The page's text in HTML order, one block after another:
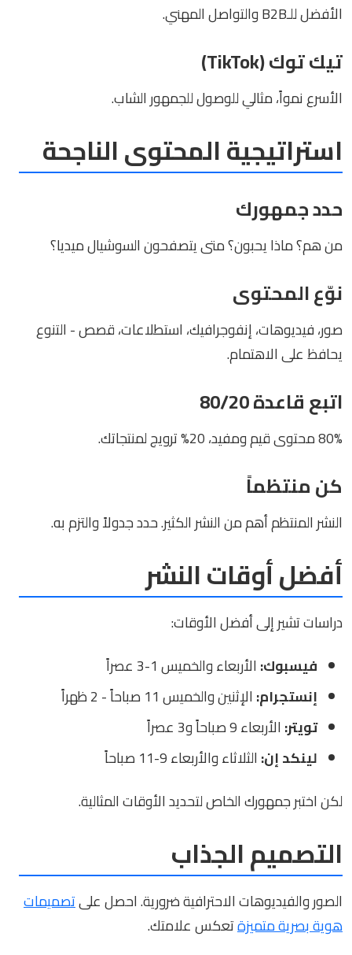
الأفضل للـB2B والتواصل المهني.
تيك توك (TikTok)
الأسرع نمواً، مثالي للوصول للجمهور الشاب.
استراتيجية المحتوى الناجحة
حدد جمهورك
من هم؟ ماذا يحبون؟ متى يتصفحون السوشيال ميديا؟
نوّع المحتوى
صور، فيديوهات، إنفوجرافيك، استطلاعات، قصص - التنوع
يحافظ على الاهتمام.
اتبع قاعدة 80/20
80% محتوى قيم ومفيد، 20% ترويج لمنتجاتك.
كن منتظماً
النشر المنتظم أهم من النشر الكثير. حدد جدولاً والتزم به.
أفضل أوقات النشر
دراسات تشير إلى أفضل الأوقات:
فيسبوك: الأربعاء والخميس 1-3 عصراً
إنستجرام: الإثنين والخميس 11 صباحاً - 2 ظهراً
تويتر: الأربعاء 9 صباحاً و3 عصراً
لينكد إن: الثلاثاء والأربعاء 9-11 صباحاً
لكن اختبر جمهورك الخاص لتحديد الأوقات المثالية.
التصميم الجذاب
الصور والفيديوهات الاحترافية ضرورية. احصل علىتصميمات
هوية بصرية متميزةتعكس علامتك.